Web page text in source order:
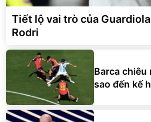
Tiết lộ vai trò của
Rodri
Barca chiêu
sao đến kế